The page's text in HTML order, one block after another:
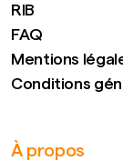
RIB
FAQ
Mentions
Conditions
À propos